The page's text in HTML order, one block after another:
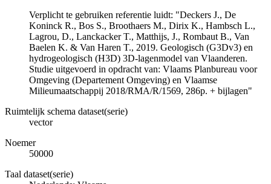
Verplicht te gebruiken referentie luidt: "Deckers J., De
Koninck R., Bos S., Broothaers M., Dirix K., Hambsch L.,
Lagrou, D., Lanckacker T., Matthijs, J., Rombaut B., Van
Baelen K. & Van Haren T., 2019. Geologisch (G3Dv3) en
hydrogeologisch (H3D) 3D-lagenmodel van Vlaanderen.
Studie uitgevoerd in opdracht van: Vlaams Planbureau voor
Omgeving (Departement Omgeving) en Vlaamse
Milieumaatschappij 2018/RMA/R/1569, 286p. + bijlagen"
Ruimtelijk schema dataset(serie)
vector
Noemer
50000
Taal dataset(serie)